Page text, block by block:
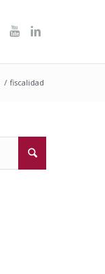
/ fiscalidad